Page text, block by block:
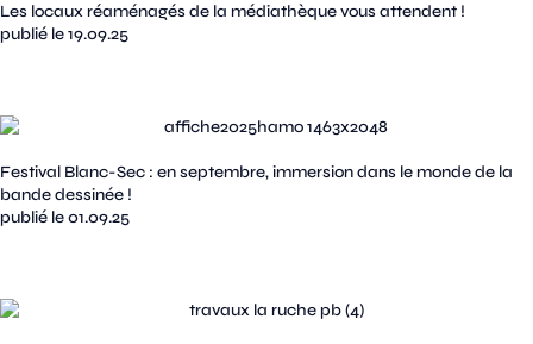
Les locaux réaménagés de la médiathèque vous attendent !
publié le 19.09.25
Festival Blanc-Sec : en septembre, immersion dans le monde de la
bande dessinée !
publié le 01.09.25